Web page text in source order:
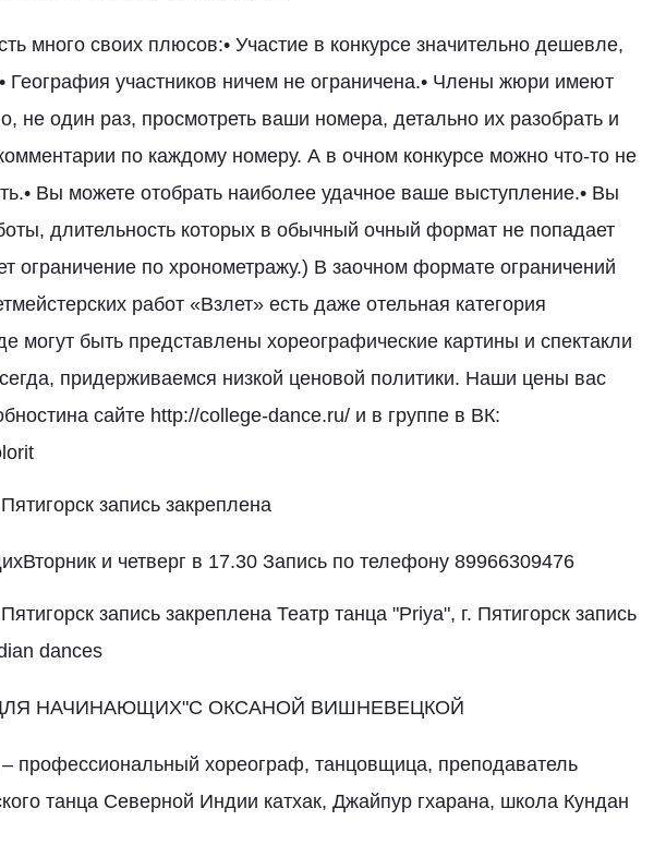
много своих плюсов:• Участие в конкурсе значительно дешевле,
География участников ничем не ограничена.• Члены жюри имеют
не один раз, просмотреть ваши номера, детально их разобрать и
по каждому номеру. А в очном конкурсе можно что-то не
Вы можете отобрать наиболее удачное ваше выступление.• Вы
длительность которых в обычный очный формат не попадает
ограничение по хронометражу.) В заочном формате ограничений
работ «Взлет» есть даже отельная категория
могут быть представлены хореографические картины и спектакли
придерживаемся низкой ценовой политики. Наши цены вас
сайте http://college-dance.ru/ и в группе в ВК:
запись закреплена
и четверг в 17.30 Запись по телефону 89966309476
запись закреплена Театр танца "Priya", г. Пятигорск запись
dances
ДЛЯ НАЧИНАЮЩИХ"С ОКСАНОЙ ВИШНЕВЕЦКОЙ
профессиональный хореограф, танцовщица, преподаватель
танца Северной Индии катхак, Джайпур гхарана, школа Кундан